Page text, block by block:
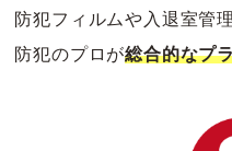
防犯フィルムや入退室管
防犯のプロが総合的なプ